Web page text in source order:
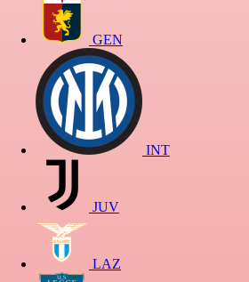
GEN
INT
JUV
LAZ